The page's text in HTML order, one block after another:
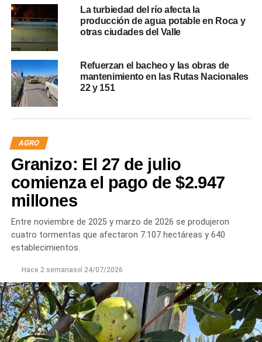
La turbiedad del río afecta la
producción de agua potable en Roca y
otras ciudades del Valle
Refuerzan el bacheo y las obras de
mantenimiento en las Rutas Nacionales
22 y 151
AGRO
Granizo: El 27 de julio
comienza el pago de $2.947
millones
Entre noviembre de 2025 y marzo de 2026 se produjeron
cuatro tormentas que afectaron 7.107 hectáreas y 640
establecimientos.
Hace 2 semanasel 24/07/2026